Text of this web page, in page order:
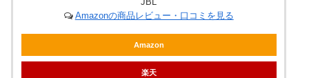
Amazonの商品レビュー・口コミを見る
Amazon
楽天